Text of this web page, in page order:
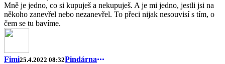
Mně je jedno, co si kupuješ a nekupuješ. A je mi jedno, jestli jsi na
někoho zanevřel nebo nezanevřel. To přeci nijak nesouvisí s tím, o
čem se tu bavíme.
Fimi25.4.2022 08:32Pindárna